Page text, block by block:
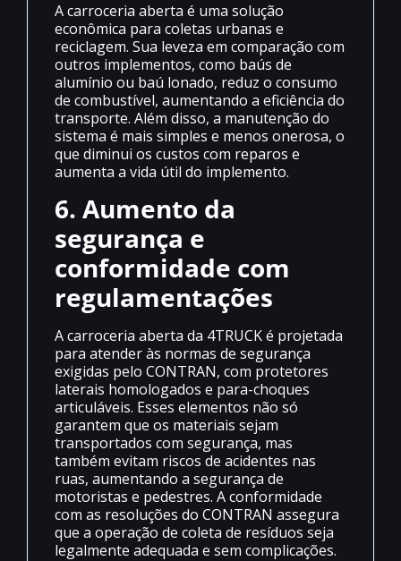
A carroceria aberta é uma solução
econômica para coletas urbanas e
reciclagem. Sua leveza em comparação com
outros implementos, como baús de
alumínio ou baú lonado, reduz o consumo
de combustível, aumentando a eficiência do
transporte. Além disso, a manutenção do
sistema é mais simples e menos onerosa, o
que diminui os custos com reparos e
aumenta a vida útil do implemento.
6. Aumento da
segurança e
conformidade com
regulamentações
A carroceria aberta da 4TRUCK é projetada
para atender às normas de segurança
exigidas pelo CONTRAN, com protetores
laterais homologados e para-choques
articuláveis. Esses elementos não só
garantem que os materiais sejam
transportados com segurança, mas
também evitam riscos de acidentes nas
ruas, aumentando a segurança de
motoristas e pedestres. A conformidade
com as resoluções do CONTRAN assegura
que a operação de coleta de resíduos seja
legalmente adequada e sem complicações.